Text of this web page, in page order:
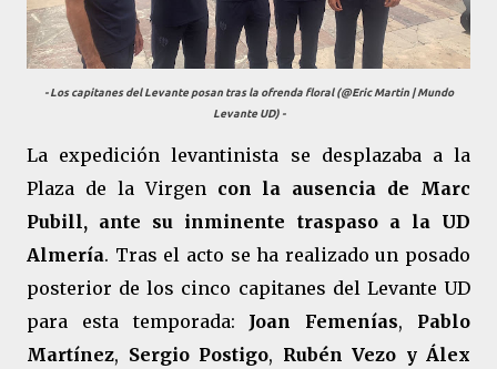
- Los capitanes del Levante posan tras la ofrenda floral (@Eric Martin |Mundo
Levante UD) -
La expedición levantinista se desplazaba a la
Plaza de la Virgencon la ausencia de Marc
Pubill, ante su inminente traspaso a la UD
Almería. Tras el acto se ha realizado un posado
posterior de los cinco capitanes del Levante UD
para esta temporada: Joan Femenías, Pablo
Martínez, Sergio Postigo, Rubén Vezo y Álex